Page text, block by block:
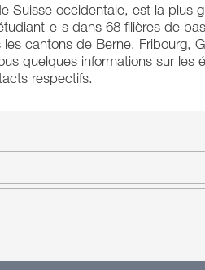
Suisse occidentale, est la plus
e-s dans 68 filières de
cantons de Berne, Fribourg,
quelques informations sur les
respectifs.